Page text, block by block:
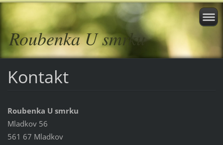
Roubenka U smrku
Kontakt
Roubenka U smrku
Mladkov 56
561 67 Mladkov